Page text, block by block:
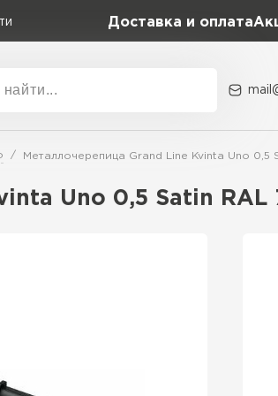
Доставка и оплата
Коллекция
Classic Grand Line
Металлочерепица Grand Line Kvinta Uno 0,5
Uno 0,5 Satin